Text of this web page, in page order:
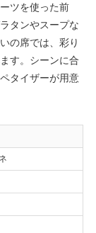
ツを使った前
タンやスープな
の席では、彩り
す。シーンに合
タイザーが用意